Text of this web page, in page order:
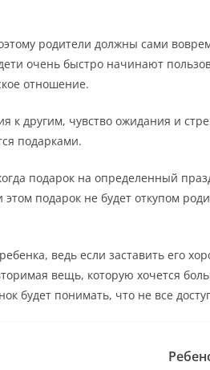
родители должны сами
очень быстро начинают
отношение.
к другим, чувство ожидания и
подарками.
подарок на определенный
подарок не будет откупом
ведь если заставить его
вещь, которую хочется
будет понимать, что не все